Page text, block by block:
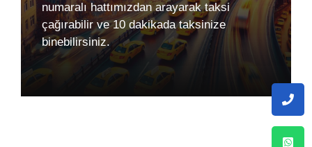
numaralı hattımızdan arayarak taksi
çağırabilir ve 10 dakikada taksinize
binebilirsiniz.